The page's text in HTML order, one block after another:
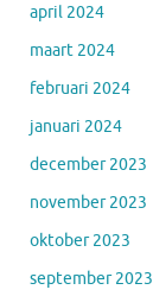
april 2024
maart 2024
februari 2024
januari 2024
december 2023
november 2023
oktober 2023
september 2023